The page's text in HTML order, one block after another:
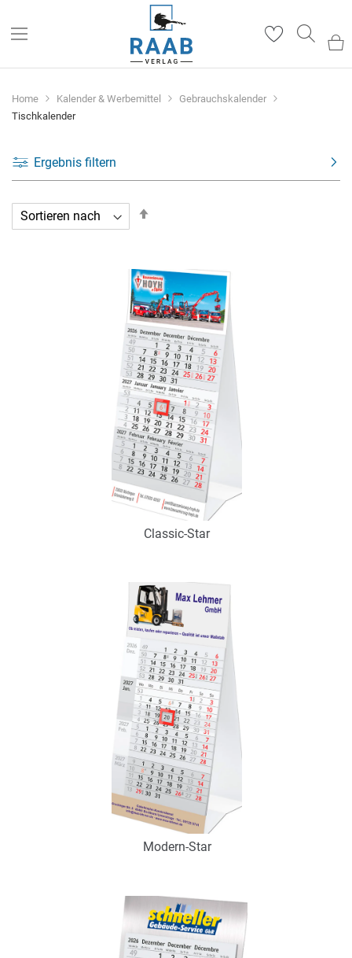
Home Kalender & Werbemittel
Gebrauchskalender
Tischkalender
Ergebnis filtern
Classic-Star
Art.-Nr.: K53054
Verfügbar
Zum Merkzettel hinzufügen
Modern-Star
Art.-Nr.: K53055
Verfügbar
Zum Merkzettel hinzufügen